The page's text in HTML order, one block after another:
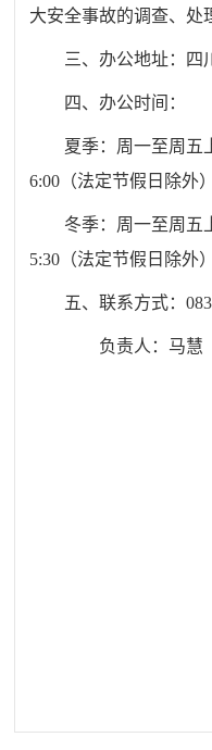
大安全事故的调查、处
三、办公地址： 四
四、办公时间：
夏季：周一至周五
6:00 （法定节假日除外）
冬季：周一至周五
5:30 （法定节假日除外）
五、联系方式：
负责人： 马慧